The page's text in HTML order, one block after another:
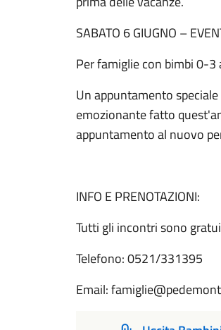
SABATO 6 GIUGNO –
Per famiglie con bimbi 0-3
Un appuntamento
emozionante fatto
appuntamento al nuovo
INFO E PRENOTAZIONI:
Tutti gli incontri sono
Telefono: 0521/331395
Email: